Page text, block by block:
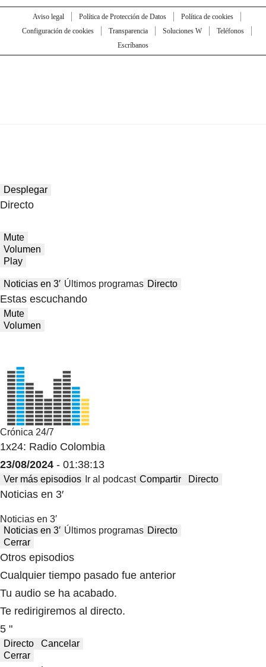
Aviso legal Política de Protección de Datos
Política de cookies
Configuración de cookies
Transparencia Soluciones W
Teléfonos
Escríbanos
Desplegar
Directo
Mute
Volumen
Play
Noticias en 3′ Últimos programas Directo
Estas escuchando
Mute
Volumen
Crónica 24/7
1x24: Radio Colombia
23/08/2024 - 01:38:13
Ver más episodios Ir al podcast Compartir Directo
Noticias en 3′
Noticias en 3′
Noticias en 3′ Últimos programas Directo
Cerrar
Otros episodios
Cualquier tiempo pasado fue anterior
Tu audio se ha acabado.
Te redirigiremos al directo.
5 "
Directo
Cancelar
Cerrar